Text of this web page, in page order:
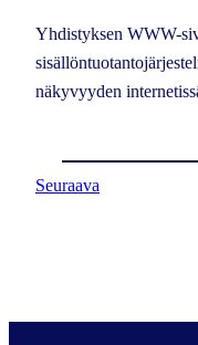
Yhdistyksen WWW-
näkyvyyden
Seuraava